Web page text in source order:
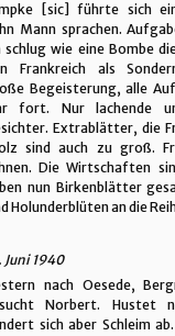
[sic] führte sich
Mann sprachen.
schlug wie eine Bombe
Frankreich als
Begeisterung, alle
fort. Nur lachende
Extrablätter, die
sind auch zu groß.
Die Wirtschaften
nun Birkenblätter
Holunderblüten an die
Juni 1940
nach Oesede,
Norbert. Hustet
sich aber Schleim